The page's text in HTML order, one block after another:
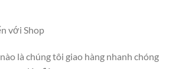
với Shop
là chúng tôi giao hàng nhanh chóng